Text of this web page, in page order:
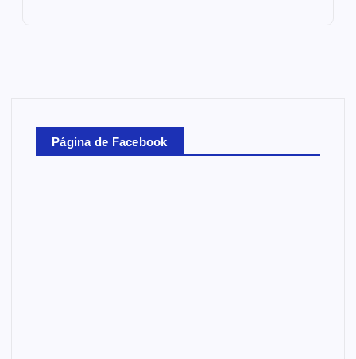
Página de Facebook